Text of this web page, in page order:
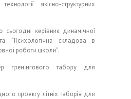
якісно-структурних
керівник динамічної
“Психологічна складова в
роботи школи”.
тренінгового табору для
проекту літніх таборів для